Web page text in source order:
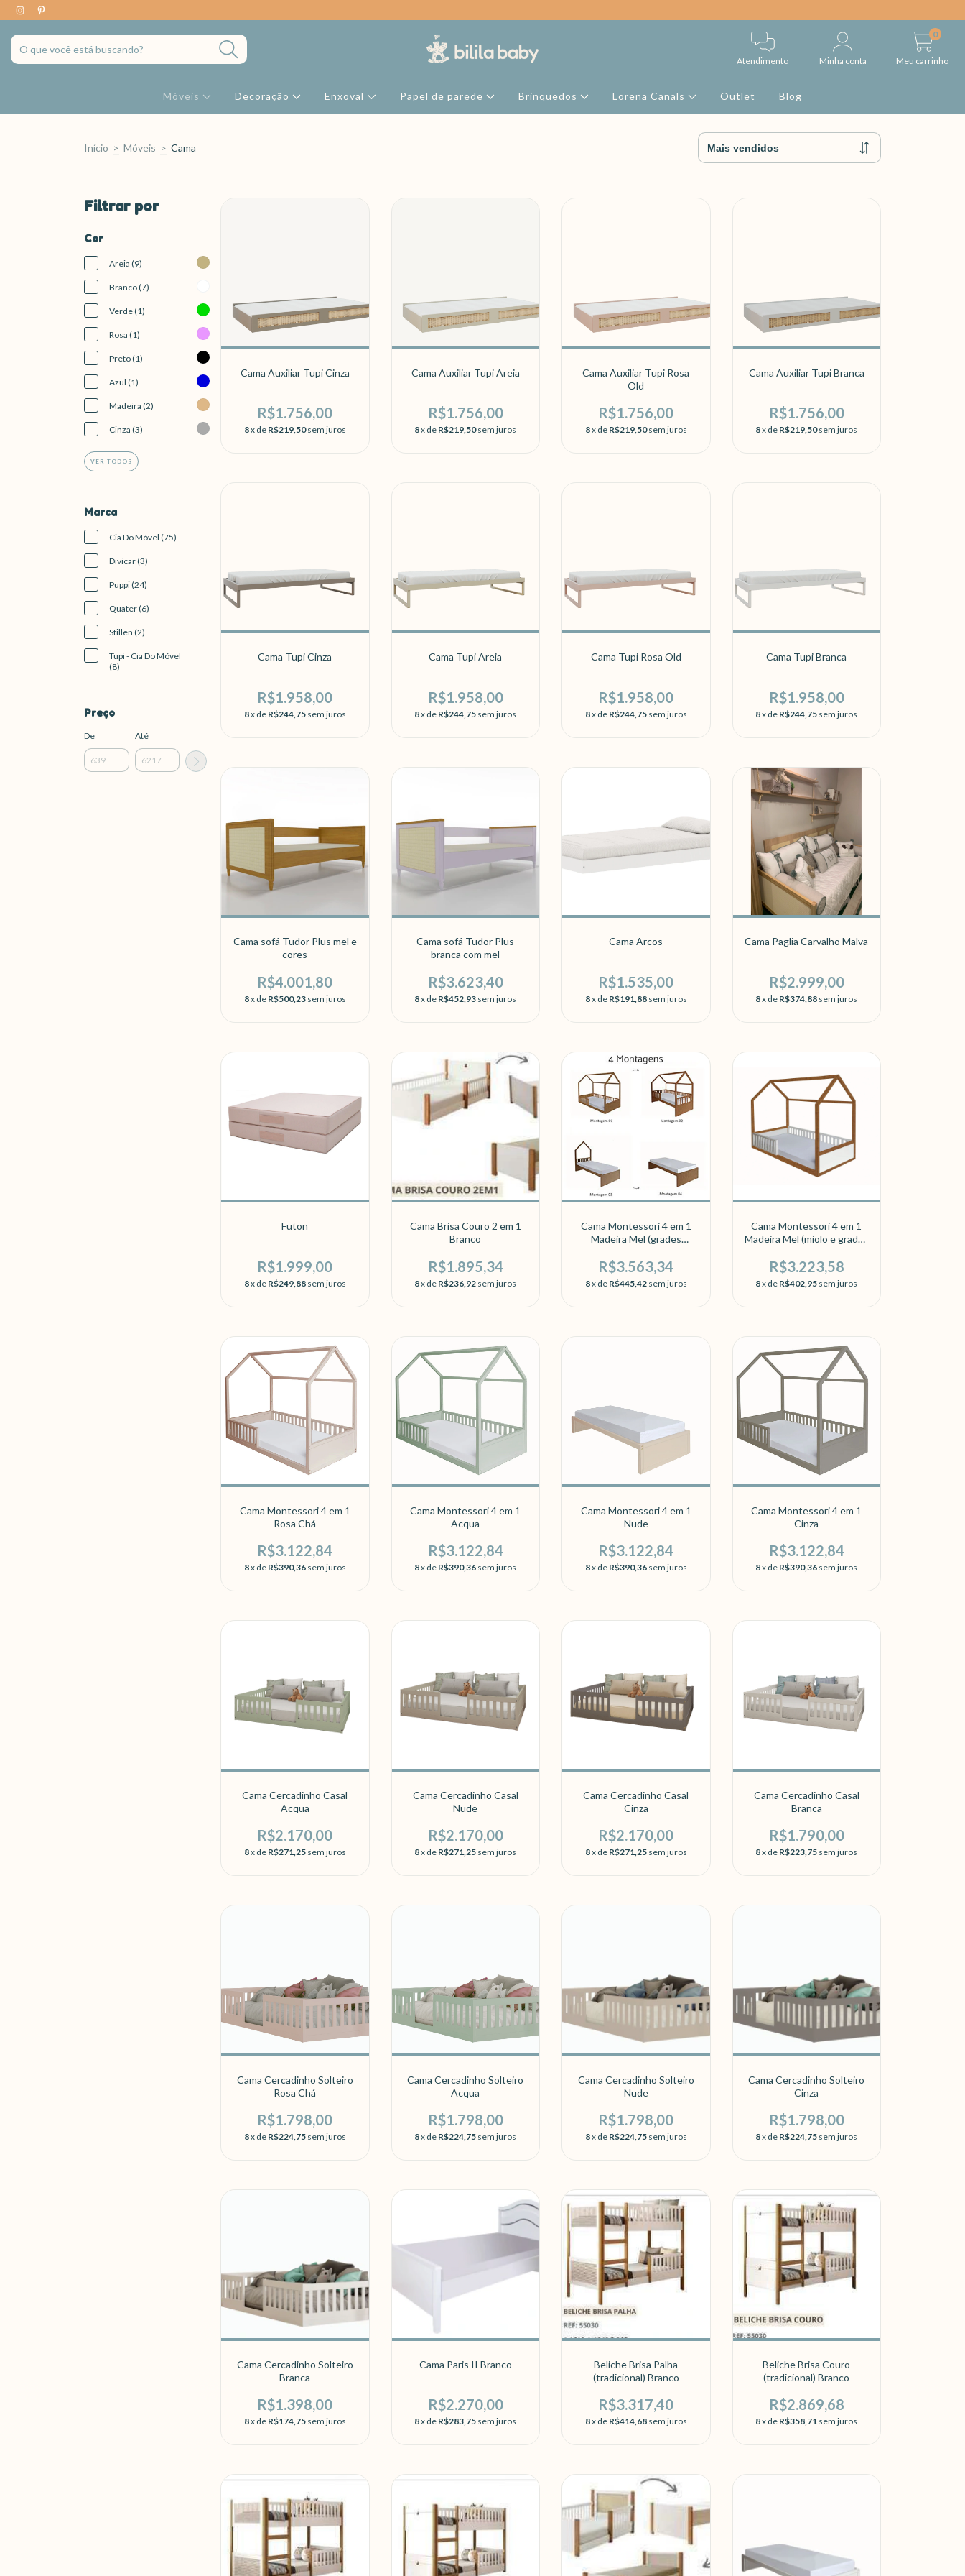
Atendimento Minha conta Meu carrinho
0
Móveis Decoração Enxoval Papel de parede Brinquedos Lorena Canals Outlet Blog
Início > Móveis > Cama
Filtrar por
Cor
Areia (9)
Branco (7)
Verde (1)
Rosa (1)
Preto (1)
Azul (1)
Madeira (2)
Cinza (3)
VER TODOS
Marca
Cia Do Móvel (75)
Divicar (3)
Puppi (24)
Quater (6)
Stillen (2)
Tupi - Cia Do Móvel
(8)
Preço
De Até
Cama Auxiliar Tupi Cinza
R$1.756,00
8x de R$219,50 sem juros
Cama Auxiliar Tupi Areia
R$1.756,00
8x de R$219,50sem juros
Cama Auxiliar Tupi Rosa
Old
R$1.756,00
8x de R$219,50 sem juros
Cama Auxiliar Tupi Branca
R$1.756,00
8x de R$219,50sem juros
Cama Tupi Cinza
R$1.958,00
8x de R$244,75 sem juros
Cama Tupi Areia
R$1.958,00
8x de R$244,75 sem juros
Cama Tupi Rosa Old
R$1.958,00
8x de R$244,75 sem juros
Cama Tupi Branca
R$1.958,00
8x de R$244,75 sem juros
Cama sofá Tudor Plus mel e
cores
R$4.001,80
8x de R$500,23 sem juros
Cama sofá Tudor Plus
branca com mel
R$3.623,40
8x de R$452,93 sem juros
Cama Arcos
R$1.535,00
8x de R$191,88 sem juros
Cama Paglia Carvalho Malva
R$2.999,00
8x de R$374,88 sem juros
Futon
R$1.999,00
8x de R$249,88 sem juros
Cama Brisa Couro 2 em 1
Branco
R$1.895,34
8x de R$236,92 sem juros
Cama Montessori 4 em 1
Madeira Mel (grades
R$3.563,34
8x de R$445,42 sem juros
Cama Montessori 4 em 1
Madeira Mel (miolo e grades
R$3.223,58
8x de R$402,95 sem juros
Cama Montessori 4 em 1
Rosa Chá
R$3.122,84
8x de R$390,36 sem juros
Cama Montessori 4 em 1
Acqua
R$3.122,84
8x de R$390,36 sem juros
Cama Montessori 4 em 1
Nude
R$3.122,84
8x de R$390,36 sem juros
Cama Montessori 4 em 1
Cinza
R$3.122,84
8x de R$390,36 sem juros
Cama Cercadinho Casal
Acqua
R$2.170,00
8x de R$271,25 sem juros
Cama Cercadinho Casal
Nude
R$2.170,00
8x de R$271,25 sem juros
Cama Cercadinho Casal
Cinza
R$2.170,00
8x de R$271,25 sem juros
Cama Cercadinho Casal
Branca
R$1.790,00
8x de R$223,75 sem juros
Cama Cercadinho Solteiro
Rosa Chá
R$1.798,00
8x de R$224,75 sem juros
Cama Cercadinho Solteiro
Acqua
R$1.798,00
8x de R$224,75 sem juros
Cama Cercadinho Solteiro
Nude
R$1.798,00
8x de R$224,75 sem juros
Cama Cercadinho Solteiro
Cinza
R$1.798,00
8x de R$224,75 sem juros
Cama Cercadinho Solteiro
Branca
R$1.398,00
8x de R$174,75 sem juros
Cama Paris II Branco
R$2.270,00
8x de R$283,75 sem juros
Beliche Brisa Palha
(tradicional) Branco
R$3.317,40
8x de R$414,68 sem juros
Beliche Brisa Couro
(tradicional) Branco
R$2.869,68
8x de R$358,71 sem juros